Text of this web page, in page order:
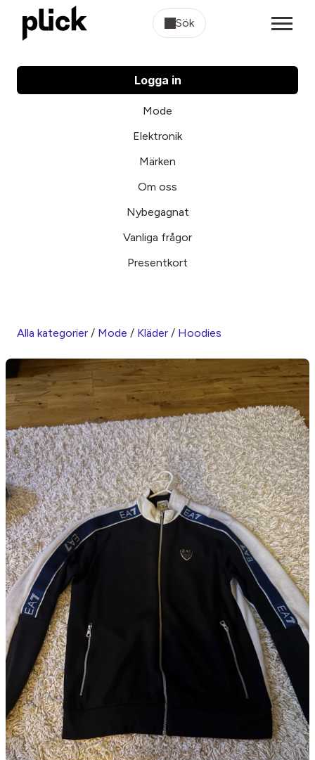
Sök
Logga in
Mode
Elektronik
Märken
Om oss
Nybegagnat
Vanliga frågor
Presentkort
Alla kategorier / Mode / Kläder / Hoodies